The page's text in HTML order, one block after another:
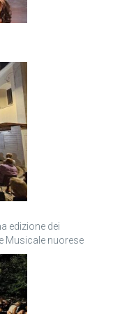
edizione dei
Musicale nuorese